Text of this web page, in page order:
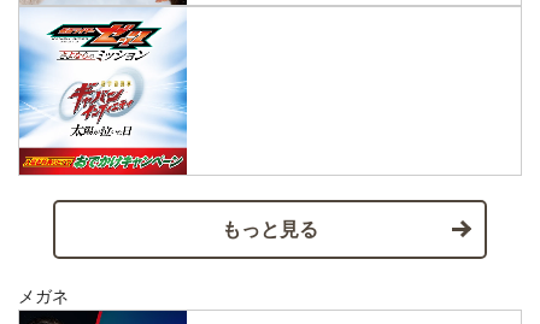
もっと見る
メガネ